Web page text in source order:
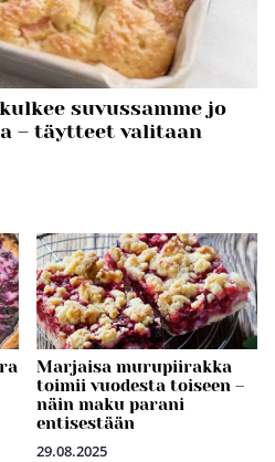
suvussamme jo
– täytteet valitaan
Marjaisa murupiirakka
toimii vuodesta toiseen –
näin maku parani
entisestään
29.08.2025